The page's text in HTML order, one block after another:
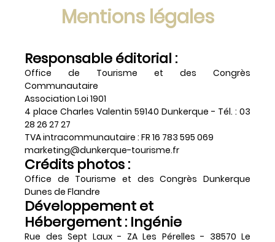
Mentions légales
Responsable éditorial :
Office de Tourisme et des Congrès
Communautaire
Association Loi 1901
4 place Charles Valentin 59140 Dunkerque - Tél. : 03
28 26 27 27
TVA intracommunautaire : FR 16 783 595 069
marketing@dunkerque-tourisme.fr
Crédits photos :
Office de Tourisme et des Congrès Dunkerque
Dunes de Flandre
Développement et
Hébergement : Ingénie
Rue des Sept Laux - ZA Les Pérelles - 38570 Le